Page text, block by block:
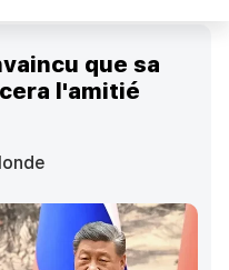
23 °
Madrid
que sa
l'amitié